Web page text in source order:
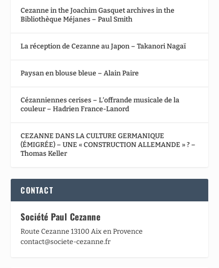
Cezanne in the Joachim Gasquet archives in the
Bibliothèque Méjanes – Paul Smith
La réception de Cezanne au Japon – Takanori Nagaï
Paysan en blouse bleue – Alain Paire
Cézanniennes cerises – L’offrande musicale de la
couleur – Hadrien France-Lanord
CEZANNE DANS LA CULTURE GERMANIQUE
(ÉMIGRÉE) – UNE « CONSTRUCTION ALLEMANDE » ? –
Thomas Keller
CONTACT
Société Paul Cezanne
Route Cezanne 13100 Aix en Provence
contact@societe-cezanne.fr